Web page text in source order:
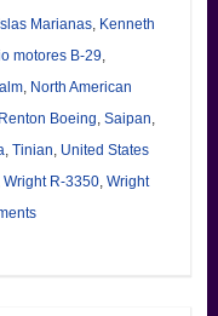
Islas Marianas, Kenneth
motores B-29,
, North American
Renton Boeing, Saipan,
, Tinian, United States
Wright R-3350, Wright